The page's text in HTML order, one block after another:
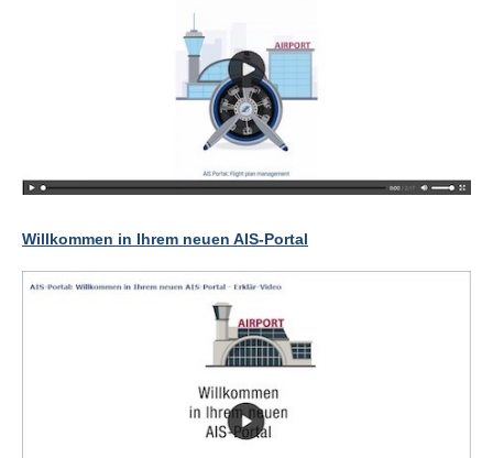
Willkommen in Ihrem neuen AIS-Portal